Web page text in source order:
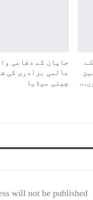
جاپان کے دفاعی
عالمی برادری کی
چینی میڈیا
will not be published.